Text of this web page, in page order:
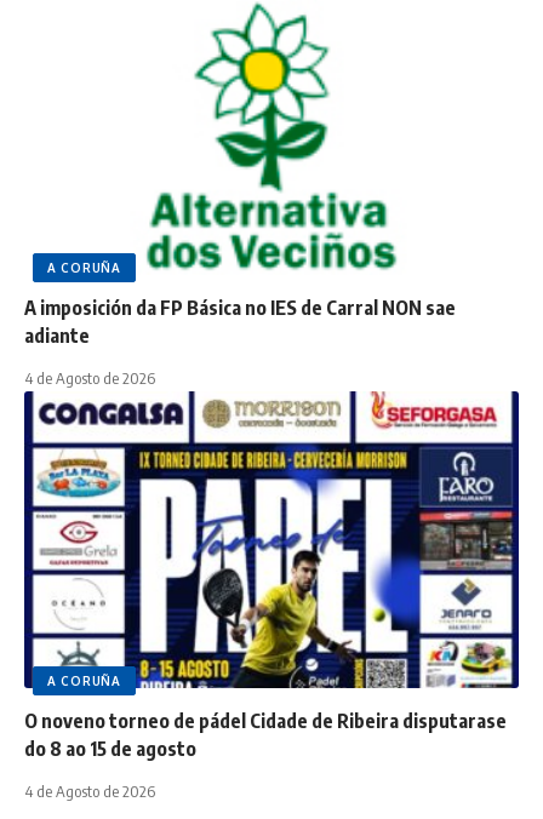
A CORUÑA
A imposición da FP Básica no IES de Carral NON sae
adiante
4 de Agosto de 2026
A CORUÑA
O noveno torneo de pádel Cidade de Ribeira disputarase
do 8 ao 15 de agosto
4 de Agosto de 2026